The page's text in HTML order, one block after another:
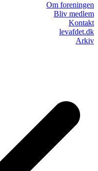
Om foreningen
Bliv medlem
Kontakt
levafdet.dk
Arkiv